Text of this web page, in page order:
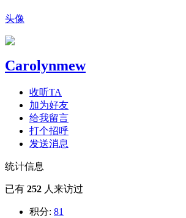
头像
Carolynmew
收听TA
加为好友
给我留言
打个招呼
发送消息
统计信息
已有 252 人来访过
积分: 81